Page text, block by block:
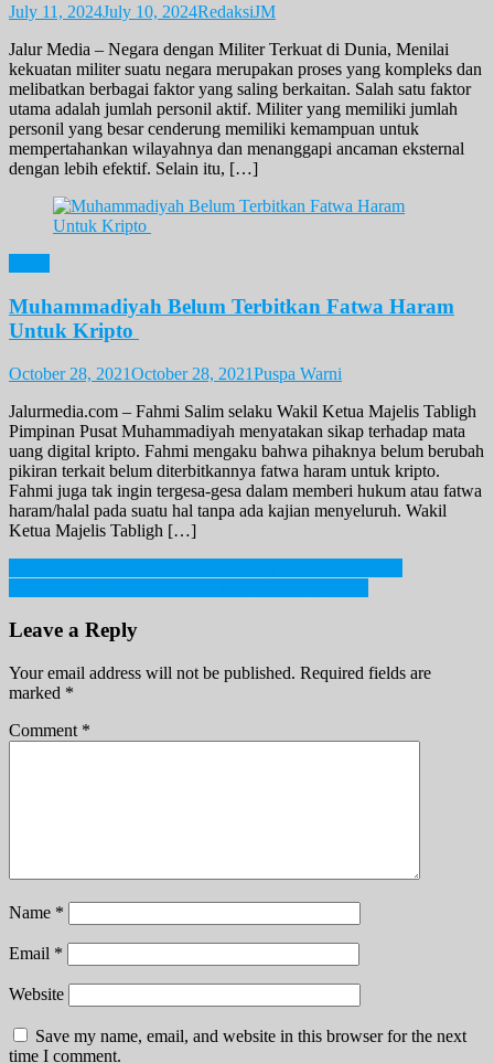
July 11, 2024July 10, 2024RedaksiJM
Jalur Media – Negara dengan Militer Terkuat di Dunia, Menilai
kekuatan militer suatu negara merupakan proses yang kompleks dan
melibatkan berbagai faktor yang saling berkaitan. Salah satu faktor
utama adalah jumlah personil aktif. Militer yang memiliki jumlah
personil yang besar cenderung memiliki kemampuan untuk
mempertahankan wilayahnya dan menanggapi ancaman eksternal
dengan lebih efektif. Selain itu, […]
Muhammadiyah Belum Terbitkan Fatwa Haram
Untuk Kripto
October 28, 2021October 28, 2021Puspa Warni
Jalurmedia.com – Fahmi Salim selaku Wakil Ketua Majelis Tabligh
Pimpinan Pusat Muhammadiyah menyatakan sikap terhadap mata
uang digital kripto. Fahmi mengaku bahwa pihaknya belum berubah
pikiran terkait belum diterbitkannya fatwa haram untuk kripto.
Fahmi juga tak ingin tergesa-gesa dalam memberi hukum atau fatwa
haram/halal pada suatu hal tanpa ada kajian menyeluruh. Wakil
Ketua Majelis Tabligh […]
Post
navigation
Leave a Reply
Your email address will not be published. Required fields are
marked *
Comment *
Name *
Email *
Website
Save my name, email, and website in this browser for the next
time I comment.